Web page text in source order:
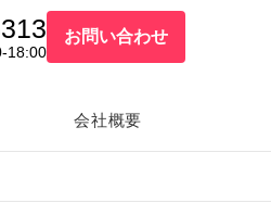
18:00
お問い合わせ
会社概要